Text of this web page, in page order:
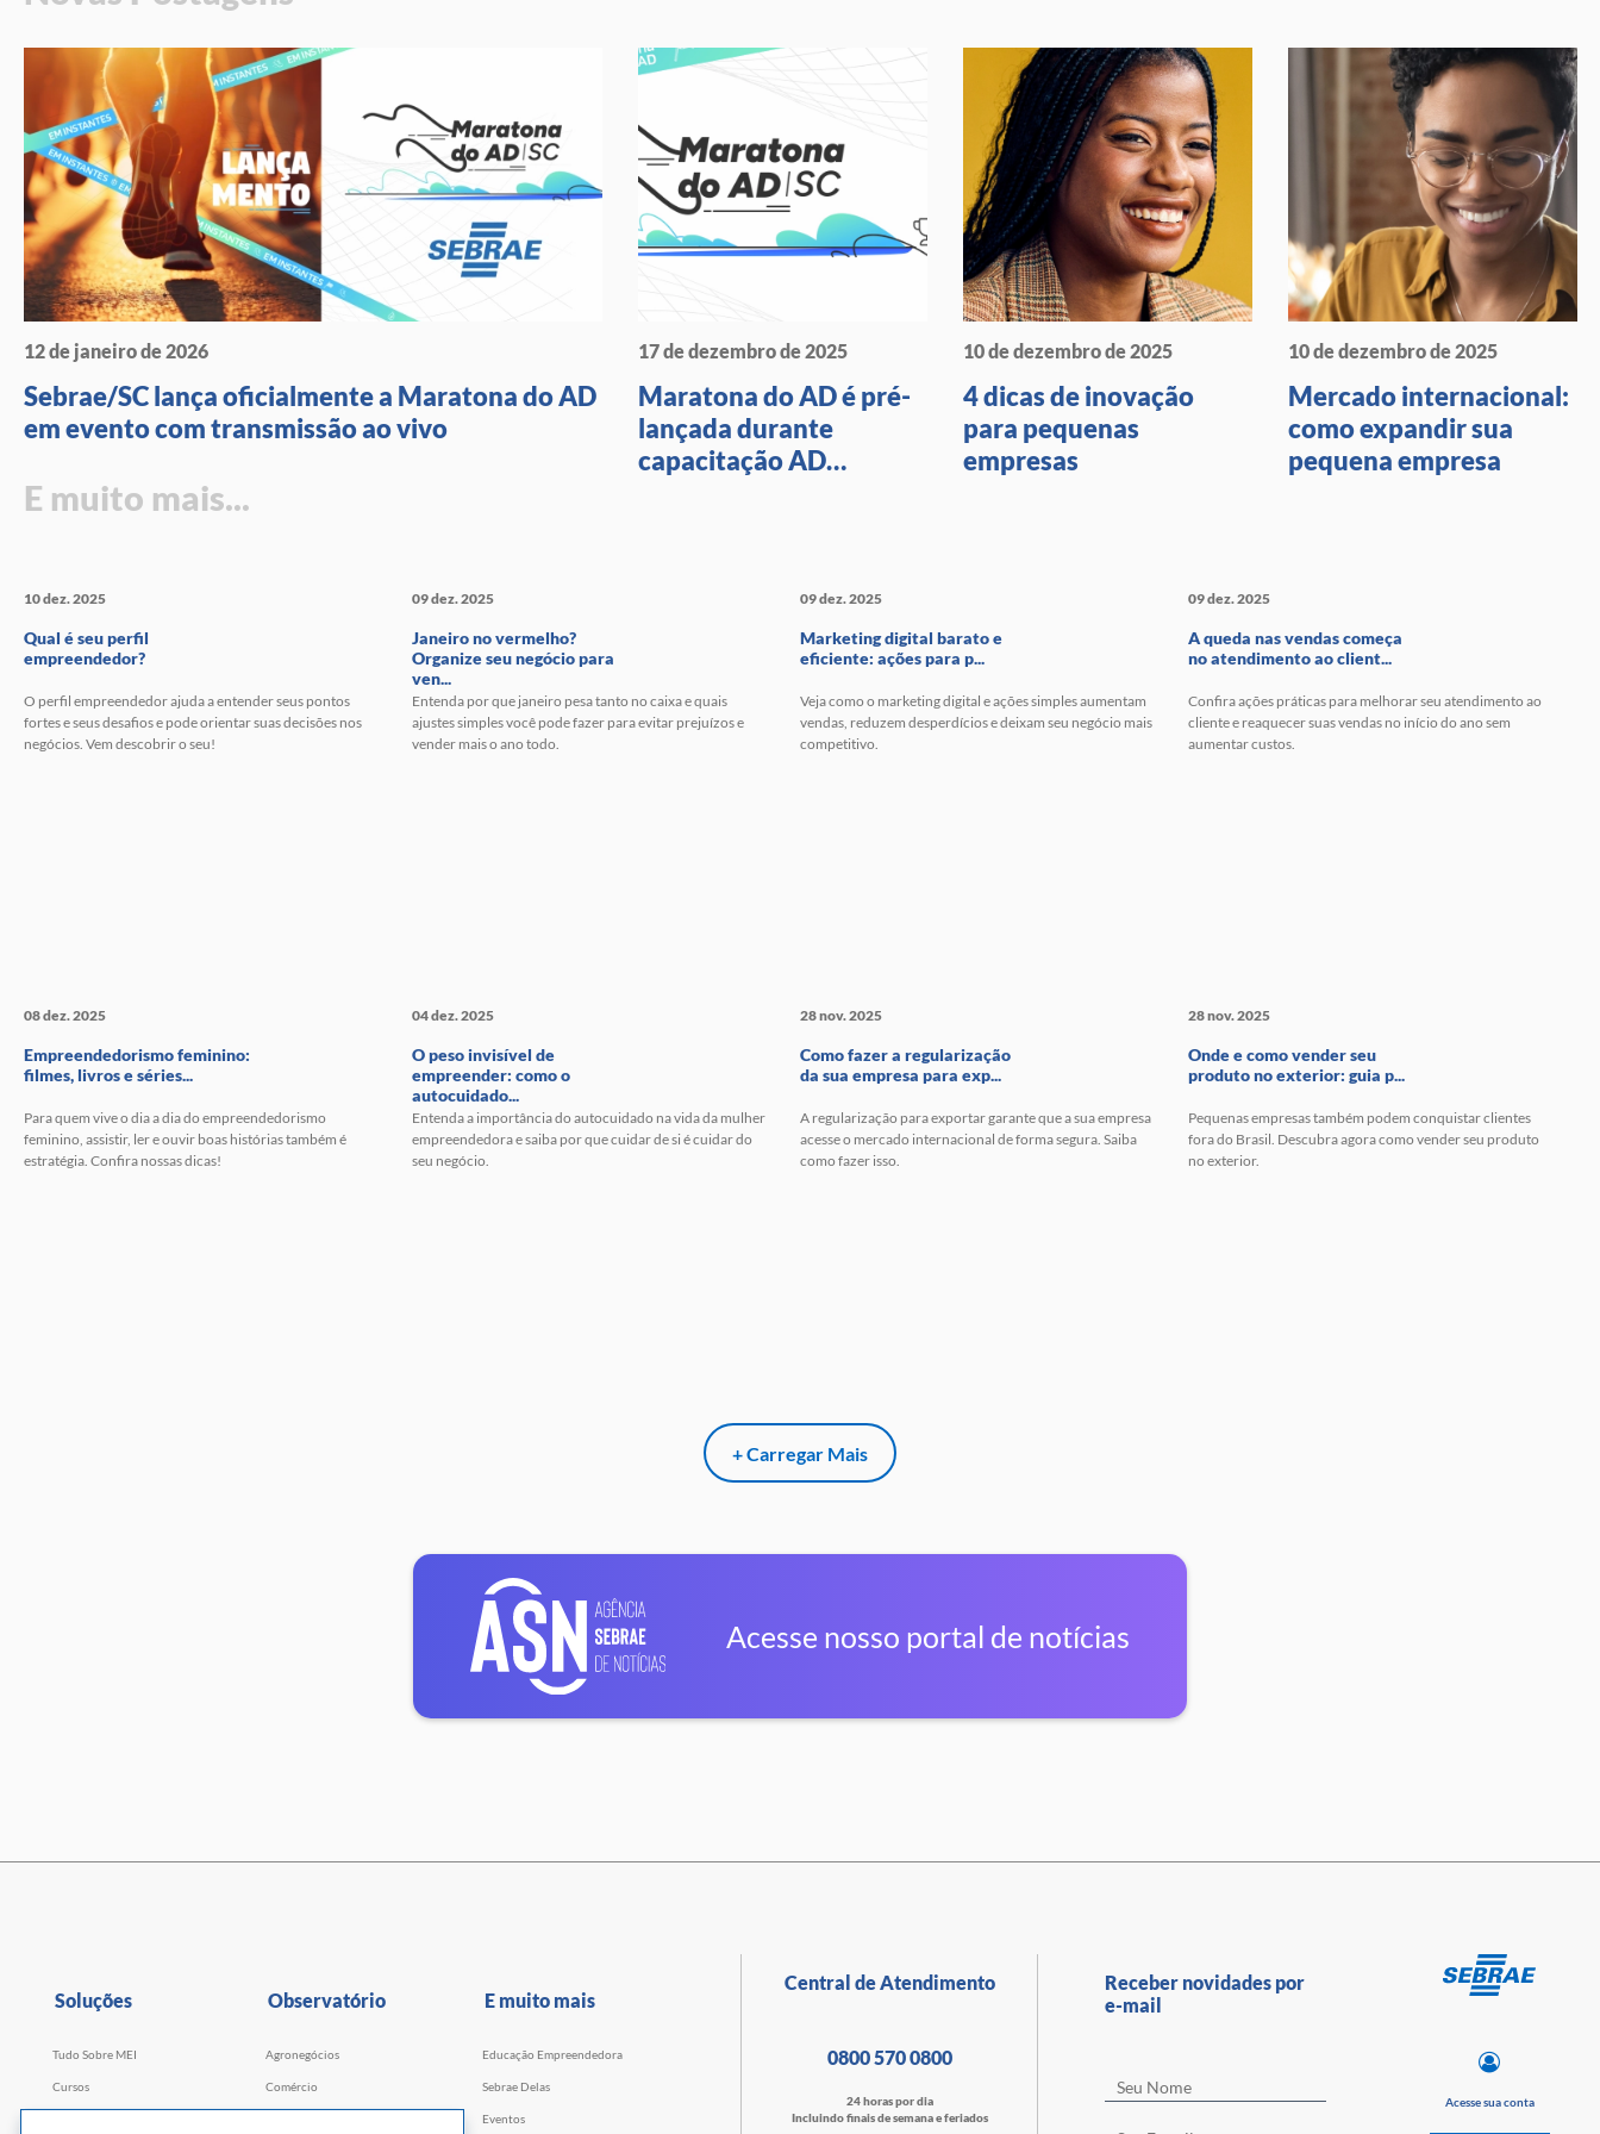
12 de janeiro de 2026
Sebrae/SC lança oficialmente a Maratona do AD
em evento com transmissão ao vivo
17 de dezembro de 2025
Maratona do AD é pré-
lançada durante
capacitação AD
10 de dezembro de 2025
4 dicas de inovação
para pequenas
empresas
10 de dezembro de 2025
Mercado internacional:
como expandir sua
pequena empresa
E muito mais...
10 dez. 2025
Qual é seu perfil
empreendedor?
O perfil empreendedor ajuda a entender seus pontos
fortes e seus desafios e pode orientar suas decisões nos
negócios. Vem descobrir o seu!
09 dez. 2025
Janeiro no vermelho?
Organize seu negócio para
ven...
Entenda por que janeiro pesa tanto no caixa e quais
ajustes simples você pode fazer para evitar prejuízos e
vender mais o ano todo.
09 dez. 2025
Marketing digital barato e
eficiente: ações para p...
Veja como o marketing digital e ações simples aumentam
vendas, reduzem desperdícios e deixam seu negócio mais
competitivo.
09 dez. 2025
A queda nas vendas começa
no atendimento ao client...
Confira ações práticas para melhorar seu atendimento ao
cliente e reaquecer suas vendas no início do ano sem
aumentar custos.
08 dez. 2025
Empreendedorismo feminino:
filmes, livros e séries...
Para quem vive o dia a dia do empreendedorismo
feminino, assistir, ler e ouvir boas histórias também é
estratégia. Confira nossas dicas!
04 dez. 2025
O peso invisível de
empreender: como o
autocuidado...
Entenda a importância do autocuidado na vida da mulher
empreendedora e saiba por que cuidar de si é cuidar do
seu negócio.
28 nov. 2025
Como fazer a regularização
da sua empresa para exp...
A regularização para exportar garante que a sua empresa
acesse o mercado internacional de forma segura. Saiba
como fazer isso.
28 nov. 2025
Onde e como vender seu
produto no exterior: guia p...
Pequenas empresas também podem conquistar clientes
fora do Brasil. Descubra agora como vender seu produto
no exterior.
+ Carregar Mais
Acesse nosso portal de notícias
Soluções
Tudo Sobre MEI
Cursos
Observatório
Agronegócios
Comércio
E muito mais
Educação Empreendedora
Sebrae Delas
Eventos
Central de Atendimento
0800 570 0800
24 horas por dia
Incluindo finais de semana e feriados
Receber novidades por
e-mail
Acesse sua conta